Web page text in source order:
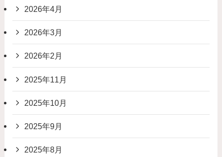
2026年4月
2026年3月
2026年2月
2025年11月
2025年10月
2025年9月
2025年8月